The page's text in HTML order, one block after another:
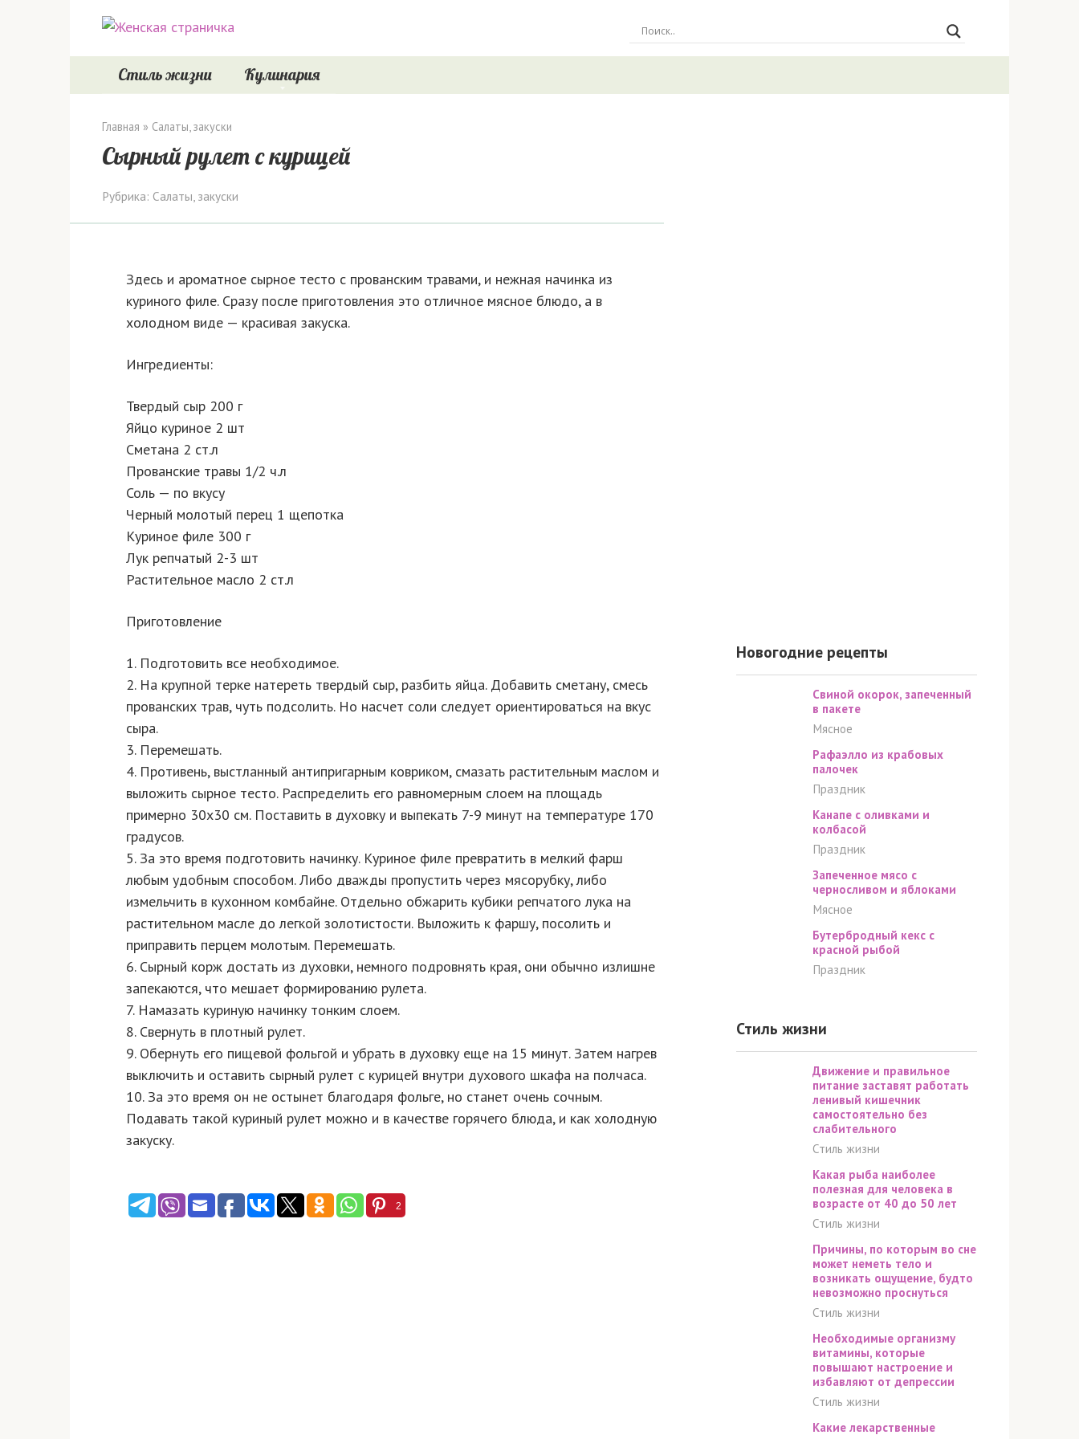
Стиль жизни Кулинария
Главная » Салаты, закуски
Сырный рулет с курицей
Рубрика: Салаты, закуски
Здесь и ароматное сырное тесто с прованским травами, и нежная начинка из
куриного филе. Сразу после приготовления это отличное мясное блюдо, а в
холодном виде — красивая закуска.
Ингредиенты:
Твердый сыр 200 г
Яйцо куриное 2 шт
Сметана 2 ст.л
Прованские травы 1/2 ч.л
Соль — по вкусу
Черный молотый перец 1 щепотка
Куриное филе 300 г
Лук репчатый 2-3 шт
Растительное масло 2 ст.л
Приготовление
1. Подготовить все необходимое.
2. На крупной терке натереть твердый сыр, разбить яйца. Добавить сметану, смесь
прованских трав, чуть подсолить. Но насчет соли следует ориентироваться на вкус
сыра.
3. Перемешать.
4. Противень, выстланный антипригарным ковриком, смазать растительным маслом и
выложить сырное тесто. Распределить его равномерным слоем на площадь
примерно 30х30 см. Поставить в духовку и выпекать 7-9 минут на температуре 170
градусов.
5. За это время подготовить начинку. Куриное филе превратить в мелкий фарш
любым удобным способом. Либо дважды пропустить через мясорубку, либо
измельчить в кухонном комбайне. Отдельно обжарить кубики репчатого лука на
растительном масле до легкой золотистости. Выложить к фаршу, посолить и
приправить перцем молотым. Перемешать.
6. Сырный корж достать из духовки, немного подровнять края, они обычно излишне
запекаются, что мешает формированию рулета.
7. Намазать куриную начинку тонким слоем.
8. Свернуть в плотный рулет.
9. Обернуть его пищевой фольгой и убрать в духовку еще на 15 минут. Затем нагрев
выключить и оставить сырный рулет с курицей внутри духового шкафа на полчаса.
10. За это время он не остынет благодаря фольге, но станет очень сочным.
Подавать такой куриный рулет можно и в качестве горячего блюда, и как холодную
закуску.
2
Новогодние рецепты
Свиной окорок, запеченный
в пакете
Мясное
Рафаэлло из крабовых
палочек
Праздник
Канапе с оливками и
колбасой
Праздник
Запеченное мясо с
черносливом и яблоками
Мясное
Бутербродный кекс с
красной рыбой
Праздник
Стиль жизни
Движение и правильное
питание заставят работать
ленивый кишечник
самостоятельно без
слабительного
Стиль жизни
Какая рыба наиболее
полезная для человека в
возрасте от 40 до 50 лет
Стиль жизни
Причины, по которым во сне
может неметь тело и
возникать ощущение, будто
невозможно проснуться
Стиль жизни
Необходимые организму
витамины, которые
повышают настроение и
избавляют от депрессии
Стиль жизни
Какие лекарственные